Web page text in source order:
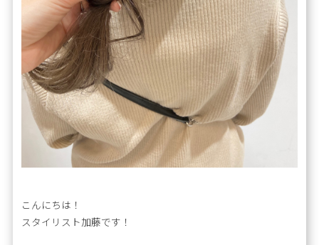
こんにちは！
スタイリスト加藤です！